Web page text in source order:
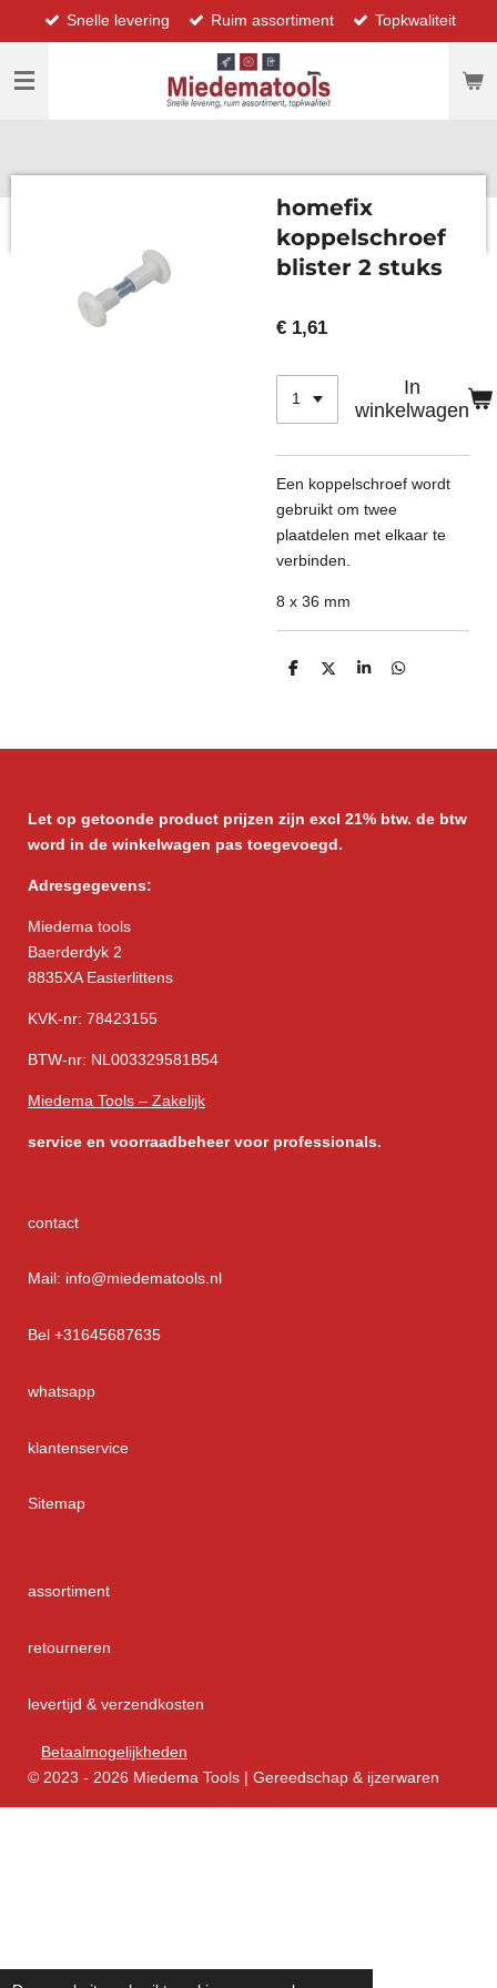
direct
naar
hoofdinhoud
Snelle levering Ruim assortiment Topkwaliteit
homefix
koppelschroef
blister 2 stuks
€ 1,61
In
winkelwagen
Een koppelschroef wordt
gebruikt om twee
plaatdelen met elkaar te
verbinden.
8 x 36 mm
D
D
S
D
Let op getoonde product prijzen zijn excl 21% btw. de btw
word in de winkelwagen pas toegevoegd.
Adresgegevens:
Miedema tools
Baerderdyk 2
8835XA Easterlittens
KVK-nr: 78423155
BTW-nr: NL003329581B54
Miedema Tools – Zakelijk
service en voorraadbeheer voor professionals.
contact
Mail: info@miedematools.nl
Bel +31645687635
whatsapp
klantenservice
Sitemap
assortiment
retourneren
levertijd & verzendkosten
Betaalmogelijkheden
© 2023 - 2026 Miedema Tools | Gereedschap & ijzerwaren